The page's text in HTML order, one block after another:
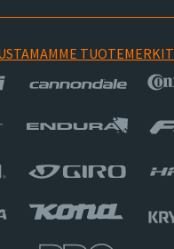
TUOTEMERKIT